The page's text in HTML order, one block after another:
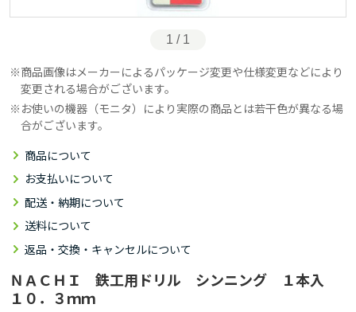
1 / 1
商品画像はメーカーによるパッケージ変更や仕様変更などにより
変更される場合がございます。
お使いの機器（モニタ）により実際の商品とは若干色が異なる場
合がございます。
商品について
お支払いについて
配送・納期について
送料について
返品・交換・キャンセルについて
ＮＡＣＨＩ 鉄工用ドリル シンニング １本入
１０．３ｍｍ